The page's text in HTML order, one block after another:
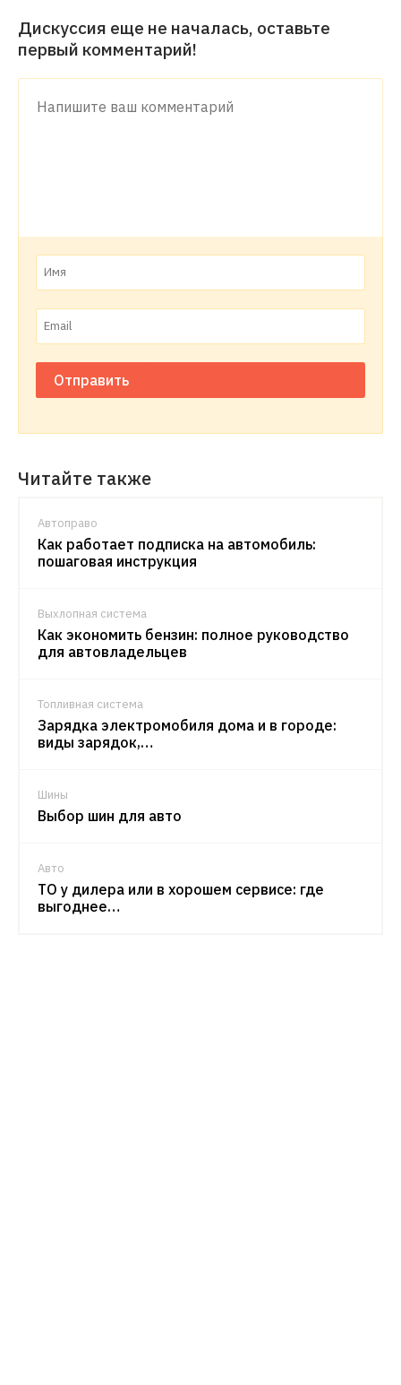
Дискуссия еще не началась, оставьте
первый комментарий!
Отправить
Читайте также
Автоправо
Как работает подписка на автомобиль:
пошаговая инструкция
Выхлопная система
Как экономить бензин: полное руководство
для автовладельцев
Топливная система
Зарядка электромобиля дома и в городе:
виды зарядок,…
Шины
Выбор шин для авто
Авто
ТО у дилера или в хорошем сервисе: где
выгоднее…